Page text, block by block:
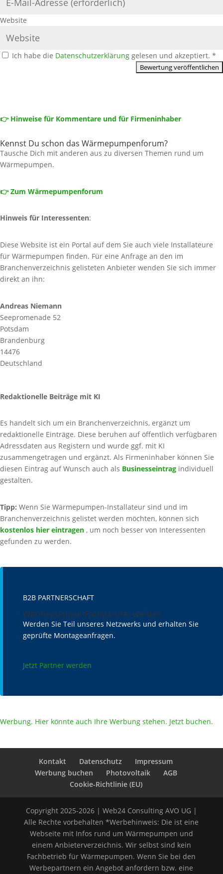
Website
Ich habe die Datenschutzerklärung gelesen und akzeptiert. *
👉 Hinweise für Kommentare und für Firmeninhaber
Kennst Du schon das Wärmepumpenforum?
Tausche Dich mit anderen aus zu diversen Themen rund um
Wärmepumpen.
👉 Zum Wärmepumpenforum
Hinweis für Interessenten:
Diese Website ist ein Portal auf dem Sie auch viele Installateure
für Wärmepumpen finden. Für eine Anfrage an den im
Branchenverzeichnis gelisteten Anbieter wenden Sie sich immer
direkt an ihn:
Andreas Niemann
Seepromenade 52
Potsdam
Brandenburg
14476
Deutschland
Redaktionelle Beiträge mit KI
Es handelt sich um ein Branchenverzeichnis, ergänzt um
redaktionelle Einträge. Diese beruhen auf öffentlich verfügbaren
Adressdaten aus Registern und wurde ggf. mit KI
zusammengetragen und ergänzt. Als Firmeninhaber können Sie
diesen Eintrag auf Wunsch auch als Businesseintrag individuell
gestalten.
Tipp: Wenn Sie Wärmepumpen-Installateur sind und im
Branchenverzeichnis gelistet werden möchten, können sich
kostenlos hier eintragen , um noch besser von Interessenten
gefunden zu werden.
B2B PARTNERSCHAFT
Wärmepumpen-Fachpartner werden
Werden Sie Teil unseres Netzwerks und erhalten Sie
geprüfte Montageanfragen.
Jetzt Partner werden
Werbung. Hier könnte auch Ihre Werbung stehen. Jetzt buchen.
Kontakt Datenschutz
Impressum
Werbung buchen
Photovoltaik
AGB
Cookie-Richtlinie (EU)
Copyright 2025-2026 | Web24 Consulting AVO UG |
Alle Rechte vorbehalten *Werbehinweis: Die ist eine
Webseite mit Infos rund um Wärmepumpen und
einem Anbieterverzeichnis. Wir selbst sind kein
Fachbetrieb für Wärmepumpen. Wenn Sie bei den
Werbepartnern ein Angebot anfordern bzw. eine